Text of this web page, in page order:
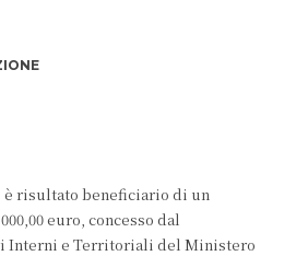
è risultato beneficiario di un
euro, concesso dal
Interni e Territoriali del Ministero